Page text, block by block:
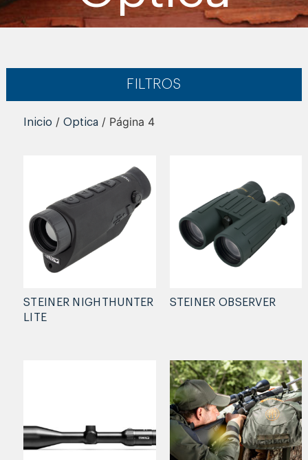
FILTROS
Inicio / Optica / Página 4
STEINER NIGHTHUNTER
LITE
STEINER OBSERVER